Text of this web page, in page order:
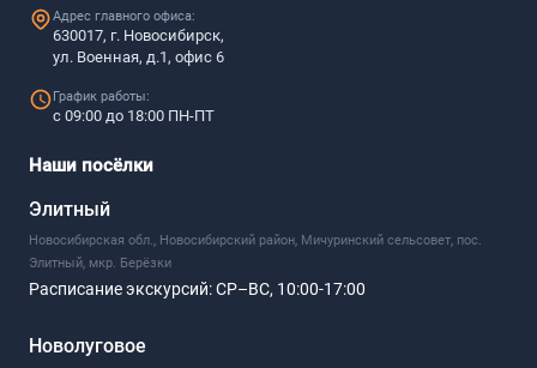
Адрес главного офиса:
630017, г. Новосибирск,
ул. Военная, д.1, офис 6
График работы:
с 09:00 до 18:00 ПН-ПТ
Наши посёлки
Элитный
Новосибирская обл., Новосибирский район, Мичуринский сельсовет, пос.
Элитный, мкр. Берёзки
Расписание экскурсий:СР–ВС, 10:00-17:00
Новолуговое